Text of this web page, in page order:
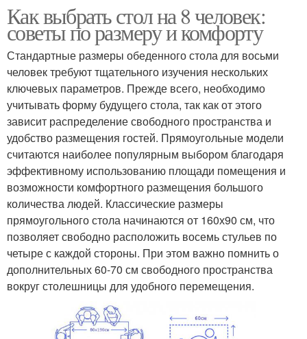
Как выбрать стол на 8 человек:
советы по размеру и комфорту
Стандартные размеры обеденного стола для восьми
человек требуют тщательного изучения нескольких
ключевых параметров. Прежде всего, необходимо
учитывать форму будущего стола, так как от этого
зависит распределение свободного пространства и
удобство размещения гостей. Прямоугольные модели
считаются наиболее популярным выбором благодаря
эффективному использованию площади помещения и
возможности комфортного размещения большого
количества людей. Классические размеры
прямоугольного стола начинаются от 160х90 см, что
позволяет свободно расположить восемь стульев по
четыре с каждой стороны. При этом важно помнить о
дополнительных 60-70 см свободного пространства
вокруг столешницы для удобного перемещения.